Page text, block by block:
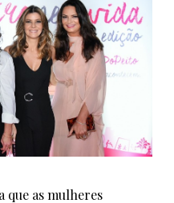
que as mulheres